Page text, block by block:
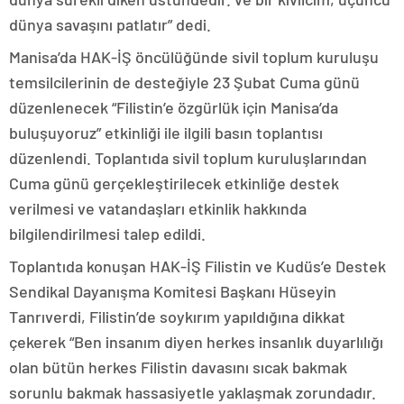
dünya savaşını patlatır” dedi.
Manisa’da HAK-İŞ öncülüğünde sivil toplum kuruluşu
temsilcilerinin de desteğiyle 23 Şubat Cuma günü
düzenlenecek “Filistin’e özgürlük için Manisa’da
buluşuyoruz” etkinliği ile ilgili basın toplantısı
düzenlendi. Toplantıda sivil toplum kuruluşlarından
Cuma günü gerçekleştirilecek etkinliğe destek
verilmesi ve vatandaşları etkinlik hakkında
bilgilendirilmesi talep edildi.
Toplantıda konuşan HAK-İŞ Filistin ve Kudüs’e Destek
Sendikal Dayanışma Komitesi Başkanı Hüseyin
Tanrıverdi, Filistin’de soykırım yapıldığına dikkat
çekerek “Ben insanım diyen herkes insanlık duyarlılığı
olan bütün herkes Filistin davasını sıcak bakmak
sorunlu bakmak hassasiyetle yaklaşmak zorundadır.